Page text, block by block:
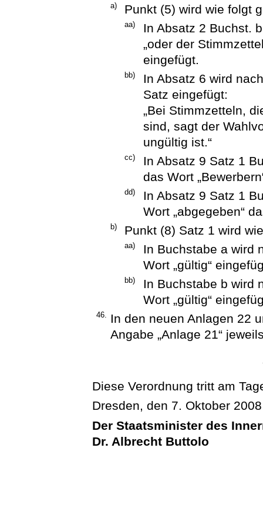
a) Punkt (5) wird wie folgt
aa)
In Absatz 2 Buchst.
„oder der
eingefügt.
bb)
In Absatz 6 wird
Satz eingefügt:
„Bei Stimmzetteln,
sind, sagt der
ungültig ist.“
cc)
In Absatz 9 Satz 1
das Wort
dd)
In Absatz 9 Satz 1
Wort „abgegeben“
b) Punkt (8) Satz 1 wird
aa)
In Buchstabe a wird
Wort „gültig“
bb)
In Buchstabe b wird
Wort „gültig“
46.
In den neuen Anlagen 22
Angabe „Anlage 21“
Diese Verordnung tritt am
Dresden, den 7. Oktober 2008
Der Staatsminister des
Dr. Albrecht Buttolo